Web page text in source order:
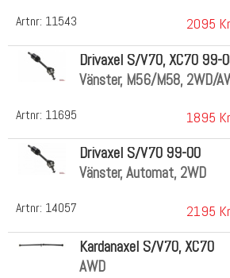
Artnr: 11543 2095 Kr
Artnr: 11695
Drivaxel S/V70, XC70 99-
Vänster, M56/M58, 2WD/
1895 Kr
Artnr: 14057
Drivaxel S/V70 99-00
Vänster, Automat, 2WD
2195 Kr
Kardanaxel S/V70, XC70
AWD